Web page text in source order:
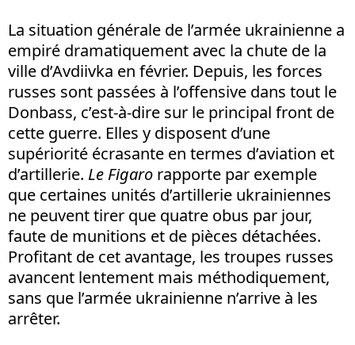
La situation générale de l’armée ukrainienne a
empiré dramatiquement avec la chute de la
ville d’Avdiivka en février. Depuis, les forces
russes sont passées à l’offensive dans tout le
Donbass, c’est-à-dire sur le principal front de
cette guerre. Elles y disposent d’une
supériorité écrasante en termes d’aviation et
d’artillerie. Le Figaro rapporte par exemple
que certaines unités d’artillerie ukrainiennes
ne peuvent tirer que quatre obus par jour,
faute de munitions et de pièces détachées.
Profitant de cet avantage, les troupes russes
avancent lentement mais méthodiquement,
sans que l’armée ukrainienne n’arrive à les
arrêter.